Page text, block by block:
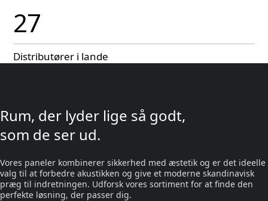
27
Distributører i lande
Rum, der lyder lige så godt,
som de ser ud.
Vores paneler kombinerer sikkerhed med æstetik og er det ideelle
valg til at forbedre akustikken og give et moderne skandinavisk
præg til indretningen. Udforsk vores sortiment for at finde den
perfekte løsning, der passer dig.